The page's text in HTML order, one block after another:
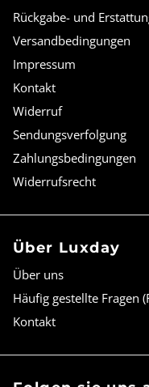
Rückgabe- und
Versandbedingungen
Impressum
Kontakt
Widerruf
Sendungsverfolgung
Zahlungsbedingungen
Widerrufsrecht
Über Luxday
Über uns
Häufig gestellte Fragen
Kontakt